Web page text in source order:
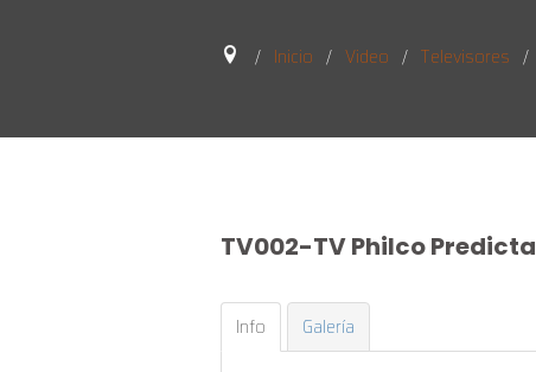
Inicio Video Televisores
TV002-TVPhilcoPredicta
Info Galería